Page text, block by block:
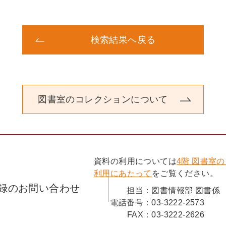
検索結果へ戻る
図書室のコレクションについて
のお問い合わせ
資料の利用については4階 図書室
利用にあたって をご覧ください。
担当： 図書情報部 図書係
電話番号：03-3222-2573
FAX：03-3222-2626